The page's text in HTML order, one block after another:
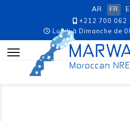
AR FR
+212 700 062
Lundi à Dimanche de